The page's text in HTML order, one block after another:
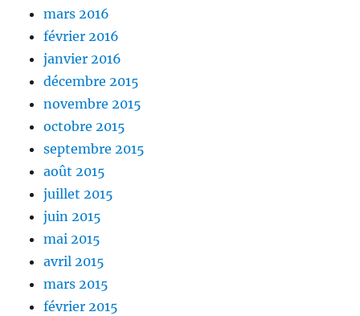
mars 2016
février 2016
janvier 2016
décembre 2015
novembre 2015
octobre 2015
septembre 2015
août 2015
juillet 2015
juin 2015
mai 2015
avril 2015
mars 2015
février 2015